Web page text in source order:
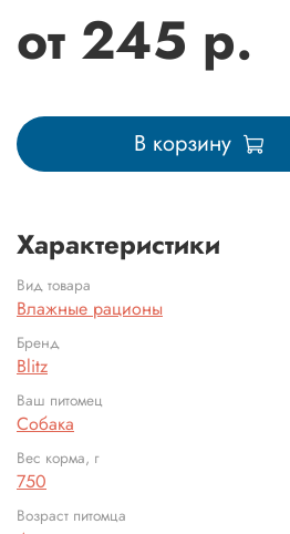
от 245 р.
В корзину
Характеристики
Вид товара
Влажные рационы
Бренд
Blitz
Ваш питомец
Собака
Вес корма, г
750
Возраст питомца